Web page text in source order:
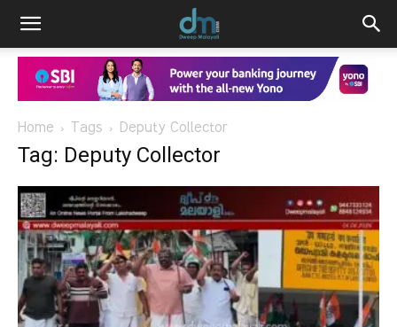
Home Tags Deputy Collector
Tag: Deputy Collector